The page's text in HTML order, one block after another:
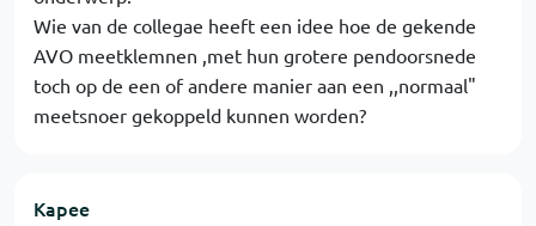
Wie van de collegae heeft een idee hoe de gekende
AVO meetklemnen ,met hun grotere pendoorsnede
toch op de een of andere manier aan een ,,normaal"
meetsnoer gekoppeld kunnen worden?
Kapee